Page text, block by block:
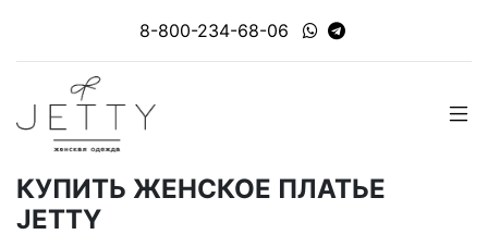
8-800-234-68-06
КУПИТЬ ЖЕНСКОЕ ПЛАТЬЕ
JETTY